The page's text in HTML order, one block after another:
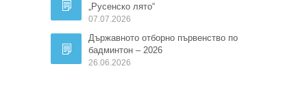
„Русенско лято“
07.07.2026
Държавното отборно първенство по
бадминтон – 2026
26.06.2026